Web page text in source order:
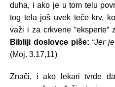
duha, i ako je u tom telu
tog tela još uvek teče krv,
važi i za crkvene “eksperte“
Bibliji doslovce piše: “Jer
(Moj. 3.17,11)
Znači, i ako lekari tvrde